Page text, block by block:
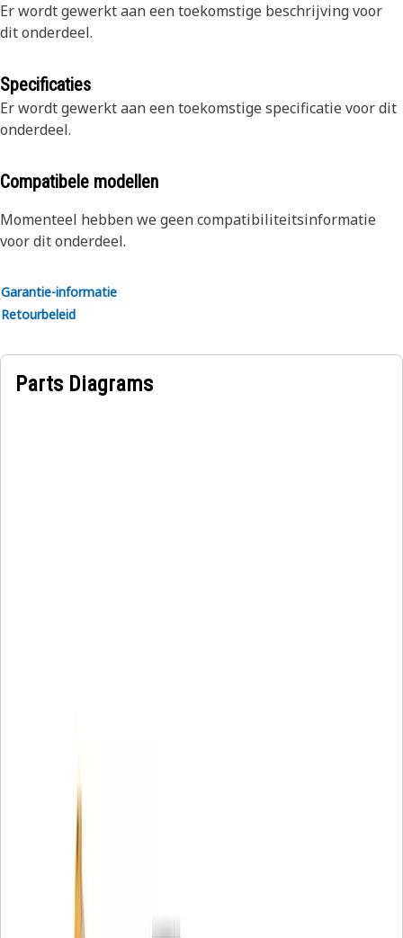
Er wordt gewerkt aan een toekomstige beschrijving voor
dit onderdeel.
Specificaties
Er wordt gewerkt aan een toekomstige specificatie voor dit
onderdeel.
Compatibele modellen
Momenteel hebben we geen compatibiliteitsinformatie
voor dit onderdeel.
Garantie-informatie
Retourbeleid
Parts Diagrams